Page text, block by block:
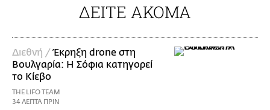
ΔΕΙΤΕ ΑΚΟΜΑ
Διεθνή /Έκρηξη drone στη
Βουλγαρία: Η Σόφια κατηγορεί
το Κίεβο
THE LIFO TEAM
34 ΛΕΠΤΑ ΠΡΙΝ